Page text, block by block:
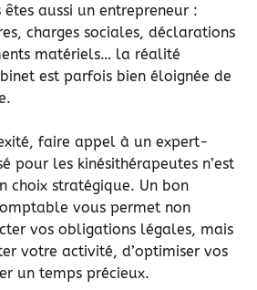
aussi un entrepreneur :
charges sociales, déclarations
matériels… la réalité
est parfois bien éloignée de
faire appel à un expert-
pour les kinésithérapeutes n’est
choix stratégique. Un bon
vous permet non
vos obligations légales, mais
votre activité, d’optimiser vos
un temps précieux.